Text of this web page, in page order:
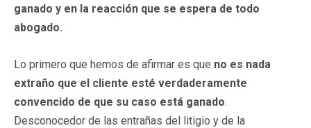
ganado y en la reacción que se espera de todo
abogado.
Lo primero que hemos de afirmar es que no es nada
extraño que el cliente esté verdaderamente
convencido de que su caso está ganado.
Desconocedor de las entrañas del litigio y de la